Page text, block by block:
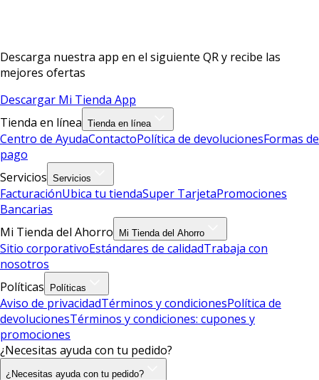
Descarga nuestra app en el siguiente QR y recibe las
mejores ofertas
Descargar Mi Tienda App
Tienda en línea Tienda en línea
Centro de AyudaContactoPolítica de devolucionesFormas de
pago
Servicios Servicios
FacturaciónUbica tu tiendaSuper TarjetaPromociones
Bancarias
Mi Tienda del Ahorro
Mi Tienda del Ahorro
Sitio corporativoEstándares de calidadTrabaja con
nosotros
Políticas
Políticas
Aviso de privacidadTérminos y condicionesPolítica de
devolucionesTérminos y condiciones: cupones y
promociones
¿Necesitas ayuda con tu pedido?
¿Necesitas ayuda con tu pedido?